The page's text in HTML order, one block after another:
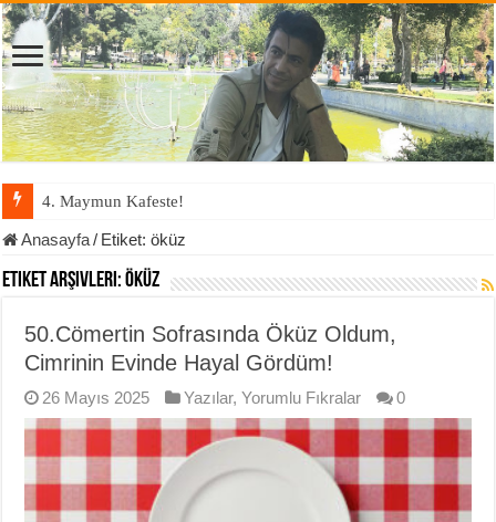
4. Maymun Kafeste!
Anasayfa/ Etiket:öküz
Etiket Arşivleri:öküz
50.Cömertin Sofrasında Öküz Oldum,
Cimrinin Evinde Hayal Gördüm!
26 Mayıs 2025 Yazılar,Yorumlu Fıkralar 0